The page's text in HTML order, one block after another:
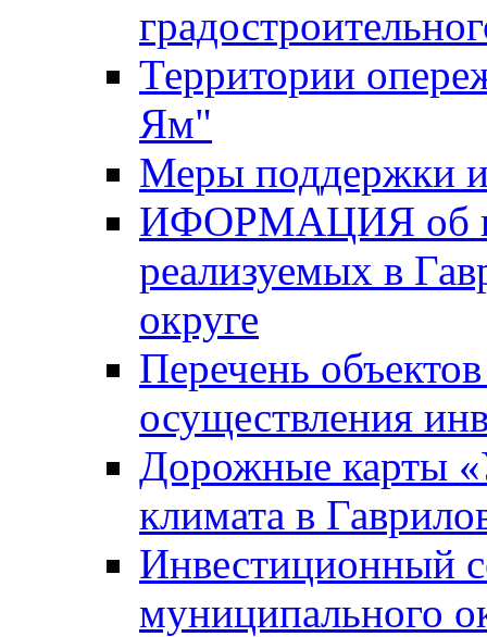
Территории
Ям"
Меры поддержки
ИФОРМАЦИЯ об
реализуемых в
округе
Перечень
осуществления
Дорожные карты
климата в
Инвестиционный
муниципального